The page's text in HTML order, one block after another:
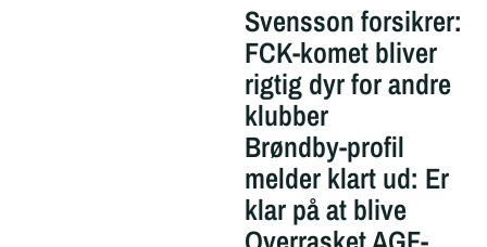
Svensson forsikrer:
FCK-komet bliver
rigtig dyr for andre
klubber
Brøndby-profil
melder klart ud: Er
klar på at blive